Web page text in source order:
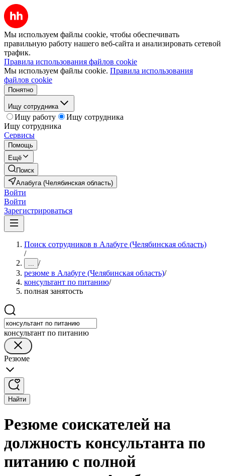
Мы используем файлы cookie, чтобы обеспечивать
правильную работу нашего веб-сайта и анализировать сетевой
трафик.
Правила использования файлов cookie
Мы используем файлы cookie. Правила использования
файлов cookie
Понятно
Ищу сотрудника
Ищу работу
Ищу сотрудника
Ищу сотрудника
Сервисы
Помощь
Ещё
Поиск
Алабуга (Челябинская область)
Войти
Войти
Зарегистрироваться
Поиск сотрудников в Алабуге (Челябинская область)
/
... /
резюме в Алабуге (Челябинская область)/
консультант по питанию/
полная занятость
консультант по питанию
Резюме
Найти
Резюме соискателей на
должность консультанта по
питанию с полной